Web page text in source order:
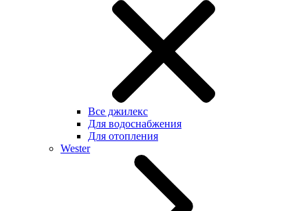
Все джилекс
Для водоснабжения
Для отопления
Wester